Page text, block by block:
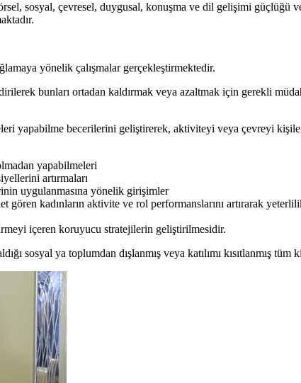
sosyal, çevresel, duygusal, konuşma ve dil gelişimi güçlüğü
yönelik çalışmalar gerçekleştirmektedir.
bunları ortadan kaldırmak veya azaltmak için gerekli
yapabilme becerilerini geliştirerek, aktiviteyi veya çevreyi
yapabilmeleri
artırmaları
uygulanmasına yönelik girişimler
kadınların aktivite ve rol performanslarını artırarak
içeren koruyucu stratejilerin geliştirilmesidir.
sosyal ya toplumdan dışlanmış veya katılımı kısıtlanmış tüm